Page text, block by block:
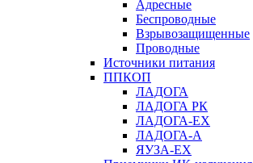
Адресные
Беспроводные
Взрывозащищенные
Проводные
Источники питания
ППКОП
ЛАДОГА
ЛАДОГА РК
ЛАДОГА-EX
ЛАДОГА-А
ЯУЗА-ЕХ